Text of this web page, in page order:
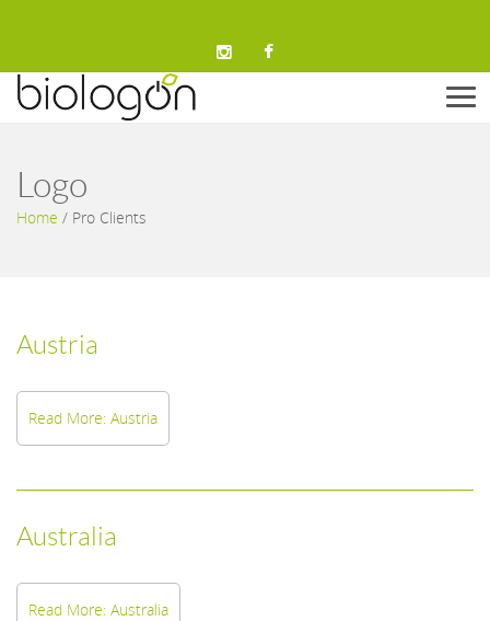
Logo
Home / Pro Clients
Austria
Read More: Austria
Australia
Read More: Australia